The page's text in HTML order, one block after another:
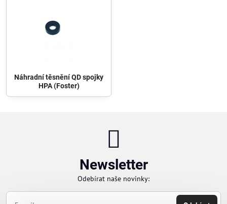
Náhradní těsnění QD spojky
HPA (Foster)
Newsletter
Odebírat naše novinky: